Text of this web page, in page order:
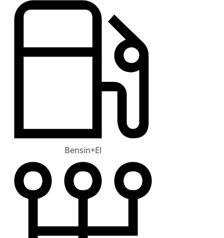
Bensin+El